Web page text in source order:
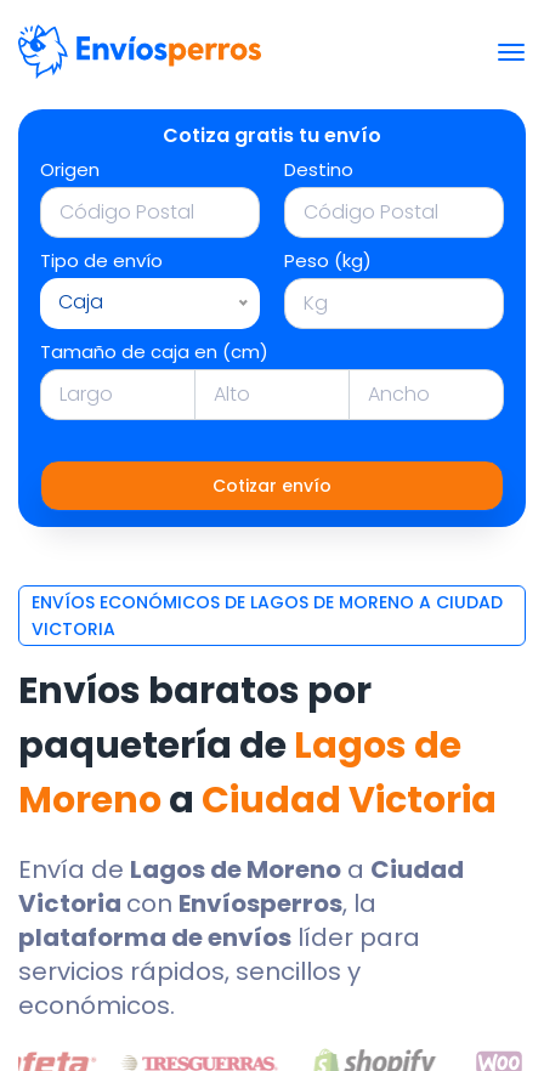
Cotiza gratis tu envío
Origen Destino
Tipo de envío
Caja
Peso (kg)
Tamaño de caja en (cm)
Cotizar envío
ENVÍOS ECONÓMICOS DE LAGOS DE MORENO A CIUDAD
VICTORIA
Envíos baratos por
paquetería deLagos de
Morenoa Ciudad Victoria
Envía de Lagos de Moreno a Ciudad
Victoria con Envíosperros, la
plataforma de envíos líder para
servicios rápidos, sencillos y
económicos.